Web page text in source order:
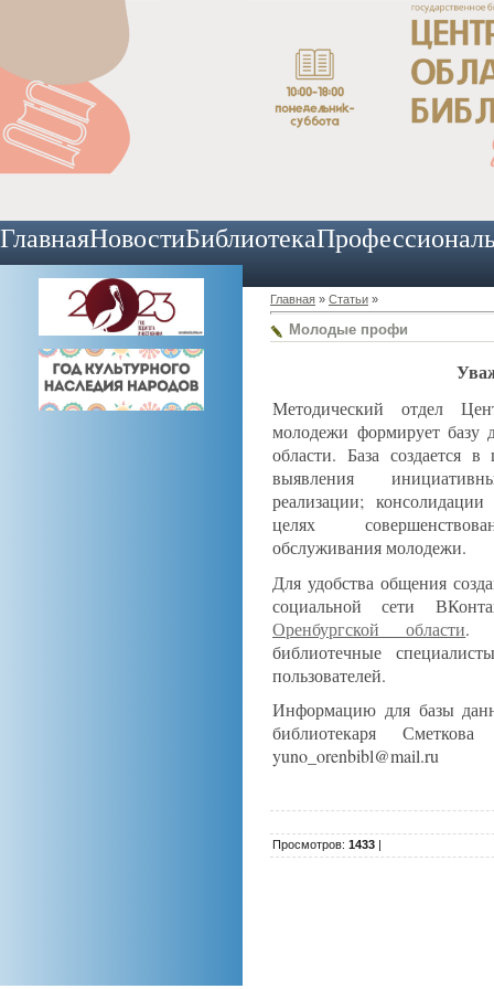
ГлавнаяНовостиБиблиотека
Главная » Статьи »
Молодые профи
Методический отдел
молодежи формирует
области. База создается
выявления
реализации;
целях
обслуживания молодежи.
Для удобства общения
социальной сети
Оренбургской области.
библиотечные
пользователей.
Информацию для базы
библиотекаря
yuno_orenbibl@mail.ru
Просмотров: 1433 |